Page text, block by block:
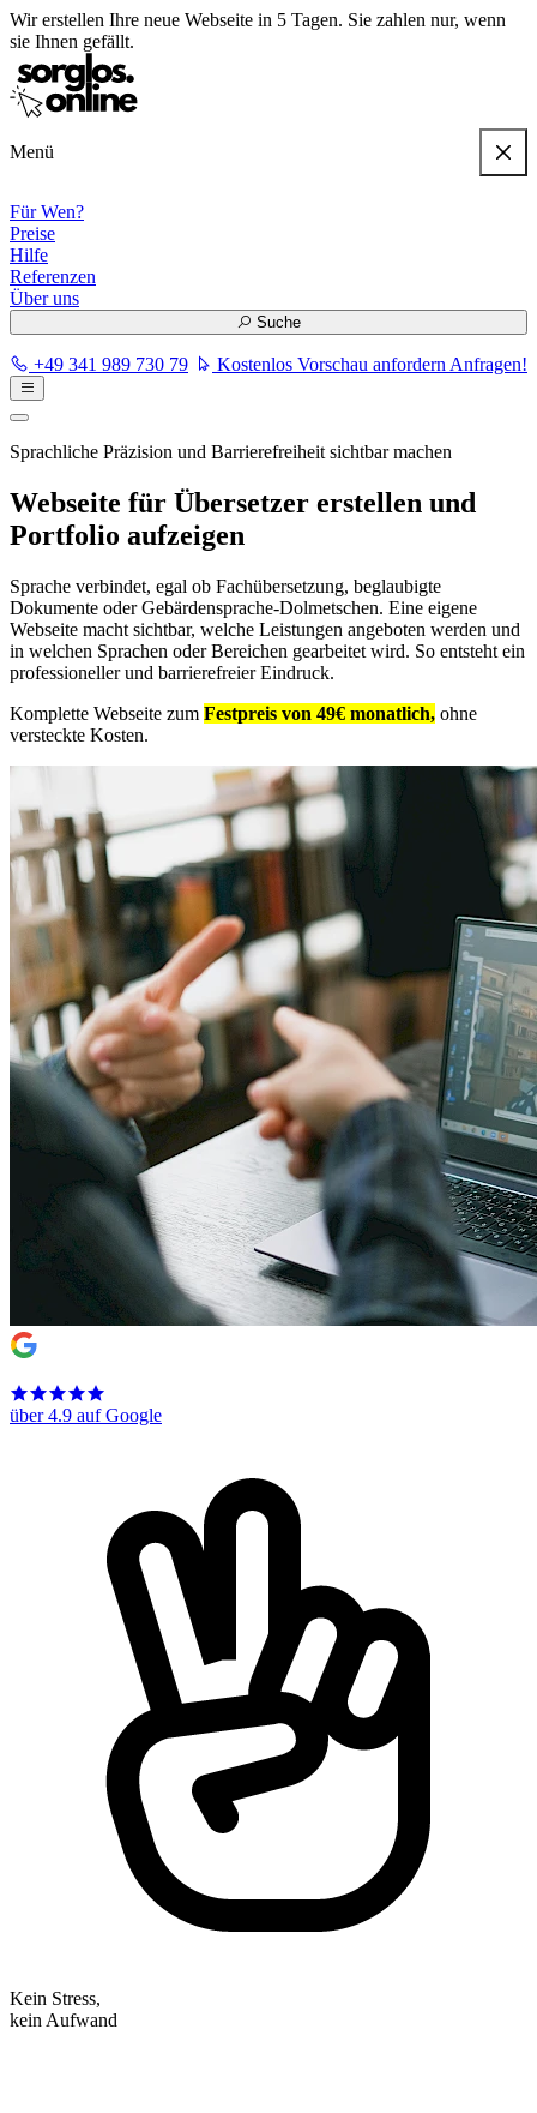
Wir erstellen Ihre neue Webseite in 5 Tagen. Sie zahlen nur, wenn
sie Ihnen gefällt.
Menü
Für Wen?
Preise
Hilfe
Referenzen
Über uns
Suche
+49 341 989 730 79 Kostenlos Vorschau anfordern Anfragen!
Sprachliche Präzision und Barrierefreiheit sichtbar machen
Webseite für Übersetzer erstellen und
Portfolio aufzeigen
Sprache verbindet, egal ob Fachübersetzung, beglaubigte
Dokumente oder Gebärdensprache-Dolmetschen. Eine eigene
Webseite macht sichtbar, welche Leistungen angeboten werden und
in welchen Sprachen oder Bereichen gearbeitet wird. So entsteht ein
professioneller und barrierefreier Eindruck.
Komplette Webseite zum Festpreis von 49€ monatlich, ohne
versteckte Kosten.
über 4.9 auf Google
Kein Stress,
kein Aufwand